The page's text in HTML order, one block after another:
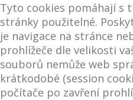
Tyto cookies pomáhají s
stránky použitelné.
je navigace na stránce
prohlížeče dle velikosti
souborů nemůže web
krátkodobé (session
počítače po zavření